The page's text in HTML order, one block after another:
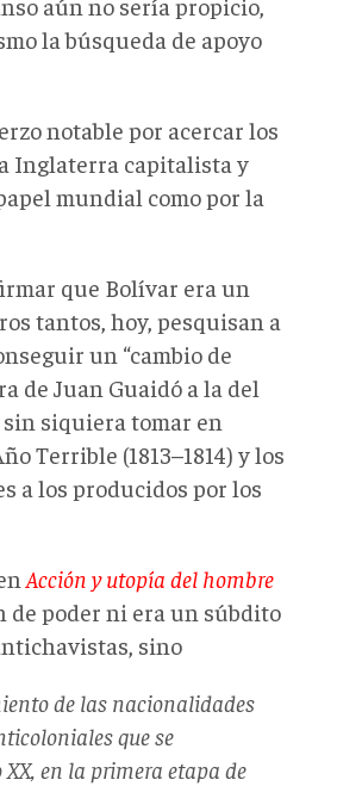
la búsqueda de apoyo
notable por acercar los
Inglaterra capitalista y
mundial como por la
que Bolívar era un
tantos, hoy, pesquisan a
un “cambio de
de Juan Guaidó a la del
siquiera tomar en
Terrible (1813–1814) y los
a los producidos por los
Acción y utopía del hombre
de poder ni era un súbdito
sino
de las nacionalidades
que se
en la primera etapa de